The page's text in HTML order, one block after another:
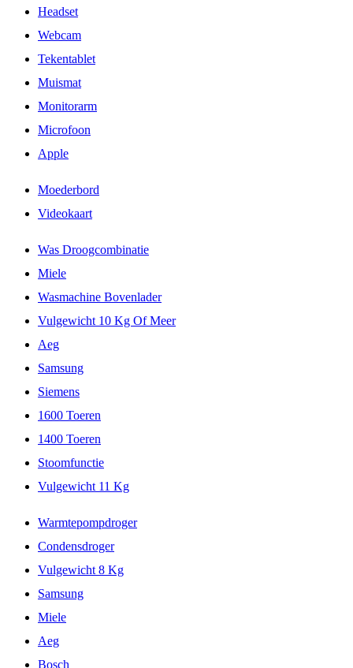
Headset
Webcam
Tekentablet
Muismat
Monitorarm
Microfoon
Apple
Moederbord
Videokaart
Was Droogcombinatie
Miele
Wasmachine Bovenlader
Vulgewicht 10 Kg Of Meer
Aeg
Samsung
Siemens
1600 Toeren
1400 Toeren
Stoomfunctie
Vulgewicht 11 Kg
Warmtepompdroger
Condensdroger
Vulgewicht 8 Kg
Samsung
Miele
Aeg
Bosch